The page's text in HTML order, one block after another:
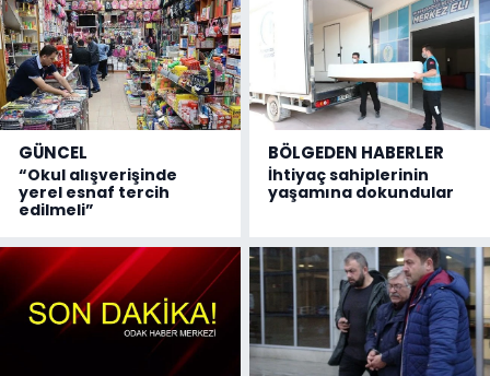
GÜNCEL
“Okul alışverişinde
yerel esnaf tercih
edilmeli”
BÖLGEDEN HABERLER
İhtiyaç sahiplerinin
yaşamına dokundular